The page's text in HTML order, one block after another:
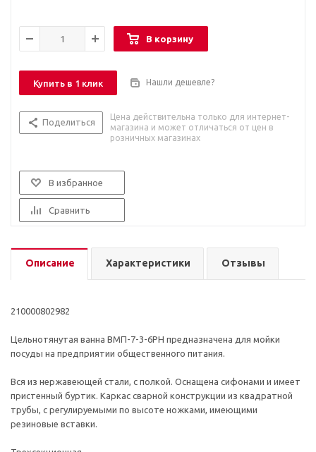
В корзину
Купить в 1 клик Нашли дешевле?
Поделиться
Цена действительна только для интернет-
магазина и может отличаться от цен в
розничных магазинах
В избранное
Сравнить
Описание Характеристики Отзывы
210000802982
Цельнотянутая ванна ВМП-7-3-6РН предназначена для мойки
посуды на предприятии общественного питания.
Вся из нержавеющей стали, с полкой. Оснащена сифонами и имеет
пристенный буртик. Каркас сварной конструкции из квадратной
трубы, с регулируемыми по высоте ножками, имеющими
резиновые вставки.